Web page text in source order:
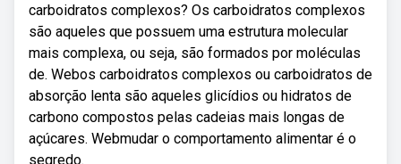
carboidratos complexos? Os carboidratos complexos
são aqueles que possuem uma estrutura molecular
mais complexa, ou seja, são formados por moléculas
de. Webos carboidratos complexos ou carboidratos de
absorção lenta são aqueles glicídios ou hidratos de
carbono compostos pelas cadeias mais longas de
açúcares. Webmudar o comportamento alimentar é o
segredo.